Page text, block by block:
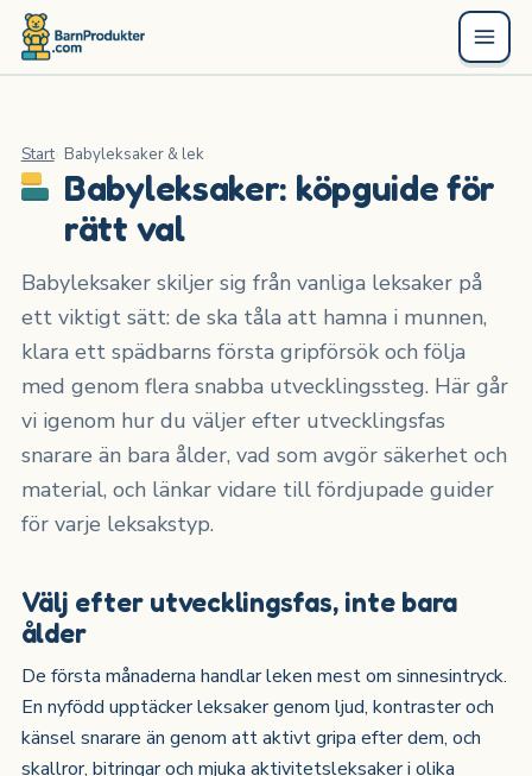
Start Babyleksaker & lek
Babyleksaker: köpguide för
rätt val
Babyleksaker skiljer sig från vanliga leksaker på
ett viktigt sätt: de ska tåla att hamna i munnen,
klara ett spädbarns första gripförsök och följa
med genom flera snabba utvecklingssteg. Här går
vi igenom hur du väljer efter utvecklingsfas
snarare än bara ålder, vad som avgör säkerhet och
material, och länkar vidare till fördjupade guider
för varje leksakstyp.
Välj efter utvecklingsfas, inte bara
ålder
De första månaderna handlar leken mest om sinnesintryck.
En nyfödd upptäcker leksaker genom ljud, kontraster och
känsel snarare än genom att aktivt gripa efter dem, och
skallror, bitringar och mjuka aktivitetsleksaker i olika